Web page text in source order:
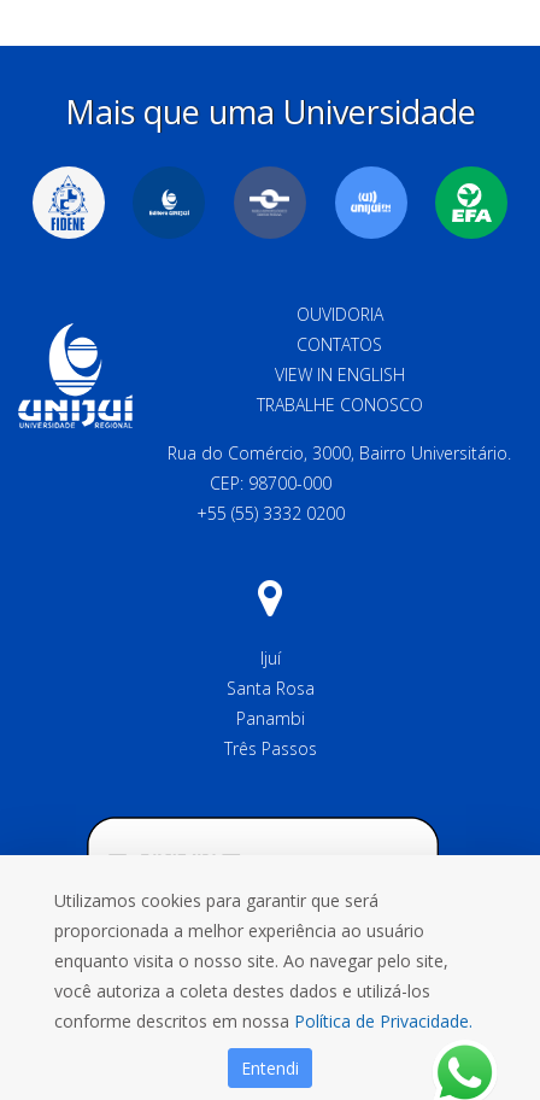
Mais que uma Universidade
OUVIDORIA
CONTATOS
VIEW IN ENGLISH
TRABALHE CONOSCO
Rua do Comércio, 3000, Bairro Universitário.
CEP: 98700-000
+55 (55) 3332 0200
Ijuí
Santa Rosa
Panambi
Três Passos
Utilizamos cookies para garantir que será
proporcionada a melhor experiência ao usuário
enquanto visita o nosso site. Ao navegar pelo site,
você autoriza a coleta destes dados e utilizá-los
conforme descritos em nossa Política de Privacidade.
Entendi